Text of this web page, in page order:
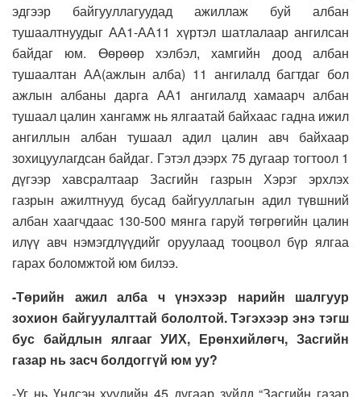
эдгээр байгууллагуудад ажиллаж буй албан
тушаалтнуудыг АА1-АА11 хүртэл шатлалаар ангилсан
байдаг юм. Өөрөөр хэлбэл, хамгийн доод албан
тушаалтан АА(ажлын алба) 11 ангилалд багтдаг бол
ажлын албаны дарга АА1 ангилалд хамаарч албан
тушаал цалин хангамж нь ялгаатай байхаас гадна ижил
ангиллын албан тушаал адил цалин авч байхаар
зохицуулагдсан байдаг. Гэтэл дээрх 75 дугаар тогтоол 1
дүгээр хавсралтаар Засгийн газрын Хэрэг эрхлэх
газрын ажилтнууд бусад байгууллагын адил түвшний
албан хаагчдаас 130-500 мянга гаруй төгрөгийн цалин
илүү авч нэмэгдлүүдийг оруулаад тооцвол бүр ялгаа
гарах боломжтой юм билээ.
-Төрийн ажил алба ч үнэхээр нарийн шалгуур
зохион байгуулалттай бололтой. Тэгэхээр энэ тэгш
бус байдлын ялгааг УИХ, Ерөнхийлөгч, Засгийн
газар нь засч болдоггүй юм уу?
-Уг нь Үндсэн хуулийн 45 дугаар зүйлд “Засгийн газар